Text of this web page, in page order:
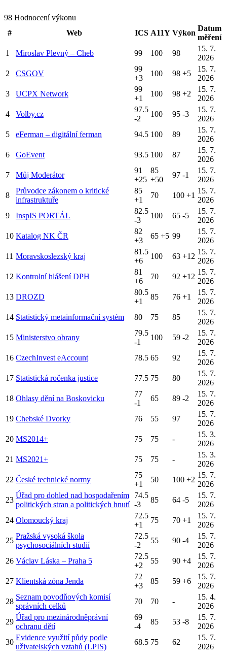
98 Hodnocení výkonu
#
Web ICS A11Y Výkon
Datum
měření
1
Miroslav Plevný – Cheb 99 100 98
15. 7.
2026
2
CSGOV
99
+3
100 98 +5
15. 7.
2026
3
UCPX Network
99
+1
100 98 +2
15. 7.
2026
4
Volby.cz
97.5
-2
100 95 -3
15. 7.
2026
5
eFerman – digitální ferman 94.5 100 89
15. 7.
2026
6
GoEvent 93.5 100 87
15. 7.
2026
7
Můj Moderátor
91
+25
85
+50
97 -1
15. 7.
2026
8
Průvodce zákonem o kritické
infrastruktuře
85
+1
70 100 +1
15. 7.
2026
9
InspIS PORTÁL
82.5
-3
100 65 -5
15. 7.
2026
10 Katalog NK ČR
82
+3
65 +5 99
15. 7.
2026
11 Moravskoslezský kraj
81.5
+6
100 63 +12
15. 7.
2026
12 Kontrolní hlášení DPH
81
+6
70 92 +12
15. 7.
2026
13 DROZD
80.5
+1
85 76 +1
15. 7.
2026
14 Statistický metainformační systém 80 75 85
15. 7.
2026
15 Ministerstvo obrany
79.5
-1
100 59 -2
15. 7.
2026
16 CzechInvest eAccount 78.5 65 92
15. 7.
2026
17 Statistická ročenka justice 77.5 75 80
15. 7.
2026
18 Ohlasy dění na Boskovicku
77
-1
65 89 -2
15. 7.
2026
19 Chebské Dvorky 76 55 97
15. 7.
2026
20 MS2014+ 75 75 -
15. 3.
2026
21 MS2021+ 75 75 -
15. 3.
2026
22 České technické normy
75
+1
50 100 +2
15. 7.
2026
23
Úřad pro dohled nad hospodařením
politických stran a politických hnutí
74.5
-3
85 64 -5
15. 7.
2026
24 Olomoucký kraj
72.5
+1
75 70 +1
15. 7.
2026
25
Pražská vysoká škola
psychosociálních studií
72.5
-2
55 90 -4
15. 7.
2026
26 Václav Láska – Praha 5
72.5
+2
55 90 +4
15. 7.
2026
27 Klientská zóna Jenda
72
+3
85 59 +6
15. 7.
2026
28
Seznam povodňových komisí
správních celků
70 70 -
15. 4.
2026
29
Úřad pro mezinárodněprávní
ochranu dětí
69
-4
85 53 -8
15. 7.
2026
30
Evidence využití půdy podle
uživatelských vztahů (LPIS)
68.5 75 62
15. 7.
2026